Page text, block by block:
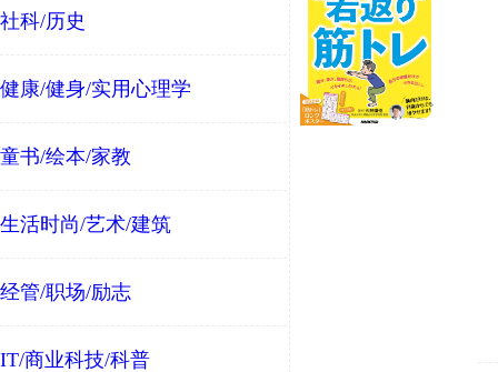
社科/历史
健康/健身/实用心理学
童书/绘本/家教
生活时尚/艺术/建筑
经管/职场/励志
IT/商业科技/科普